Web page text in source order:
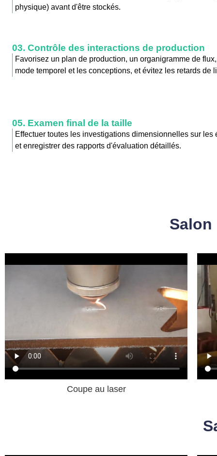
physique) avant d'être stockés.
03. Contrôle des interactions de production
Favorisez un plan de production, un organigramme de
mode temporel et les conceptions, et évitez les retards de
05. Examen final de la taille
Effectuer toutes les investigations dimensionnelles sur les
et enregistrer des rapports d'évaluation détaillés.
Salon
Coupe au laser